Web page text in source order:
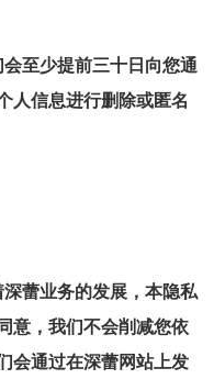
至少提前三十日向您通
人信息进行删除或匿名
蕾业务的发展，本隐私
意，我们不会削减您依
会通过在深蕾网站上发